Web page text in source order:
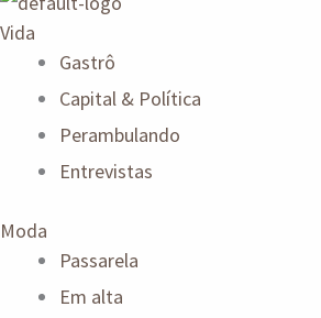
Vida
Gastrô
Capital & Política
Perambulando
Entrevistas
Moda
Passarela
Em alta